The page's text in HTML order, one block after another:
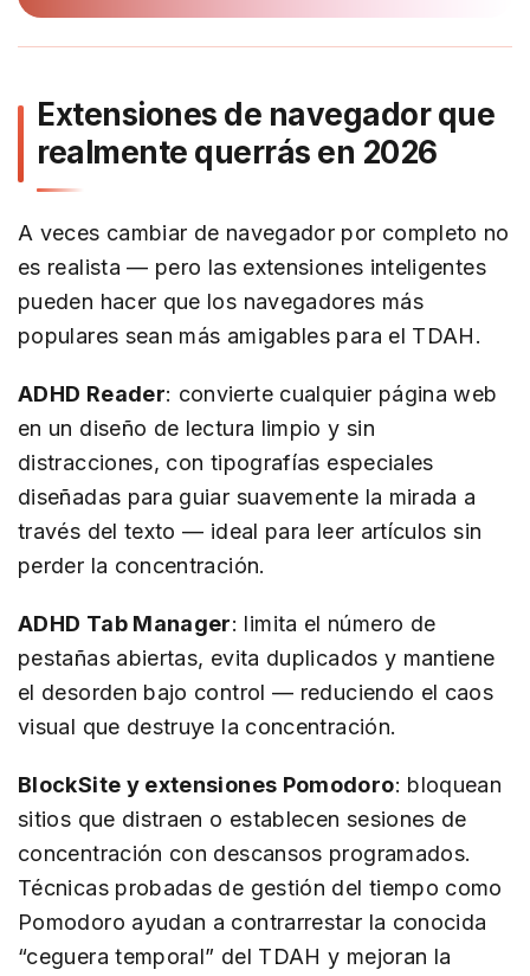
Extensiones de navegador que
realmente querrás en 2026
A veces cambiar de navegador por completo no
es realista — pero las extensiones inteligentes
pueden hacer que los navegadores más
populares sean más amigables para el TDAH.
ADHD Reader: convierte cualquier página web
en un diseño de lectura limpio y sin
distracciones, con tipografías especiales
diseñadas para guiar suavemente la mirada a
través del texto — ideal para leer artículos sin
perder la concentración.
ADHD Tab Manager: limita el número de
pestañas abiertas, evita duplicados y mantiene
el desorden bajo control — reduciendo el caos
visual que destruye la concentración.
BlockSite y extensiones Pomodoro: bloquean
sitios que distraen o establecen sesiones de
concentración con descansos programados.
Técnicas probadas de gestión del tiempo como
Pomodoro ayudan a contrarrestar la conocida
“ceguera temporal” del TDAH y mejoran la